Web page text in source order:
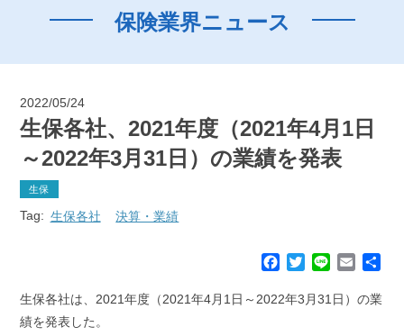
保険業界ニュース
2022/05/24
生保各社、2021年度（2021年4月1日
～2022年3月31日）の業績を発表
生保
Tag: 生保各社 決算・業績
c
T
i
n
E
a
生保各社は、2021年度（2021年4月1日～2022年3月31日）の業
績を発表した。